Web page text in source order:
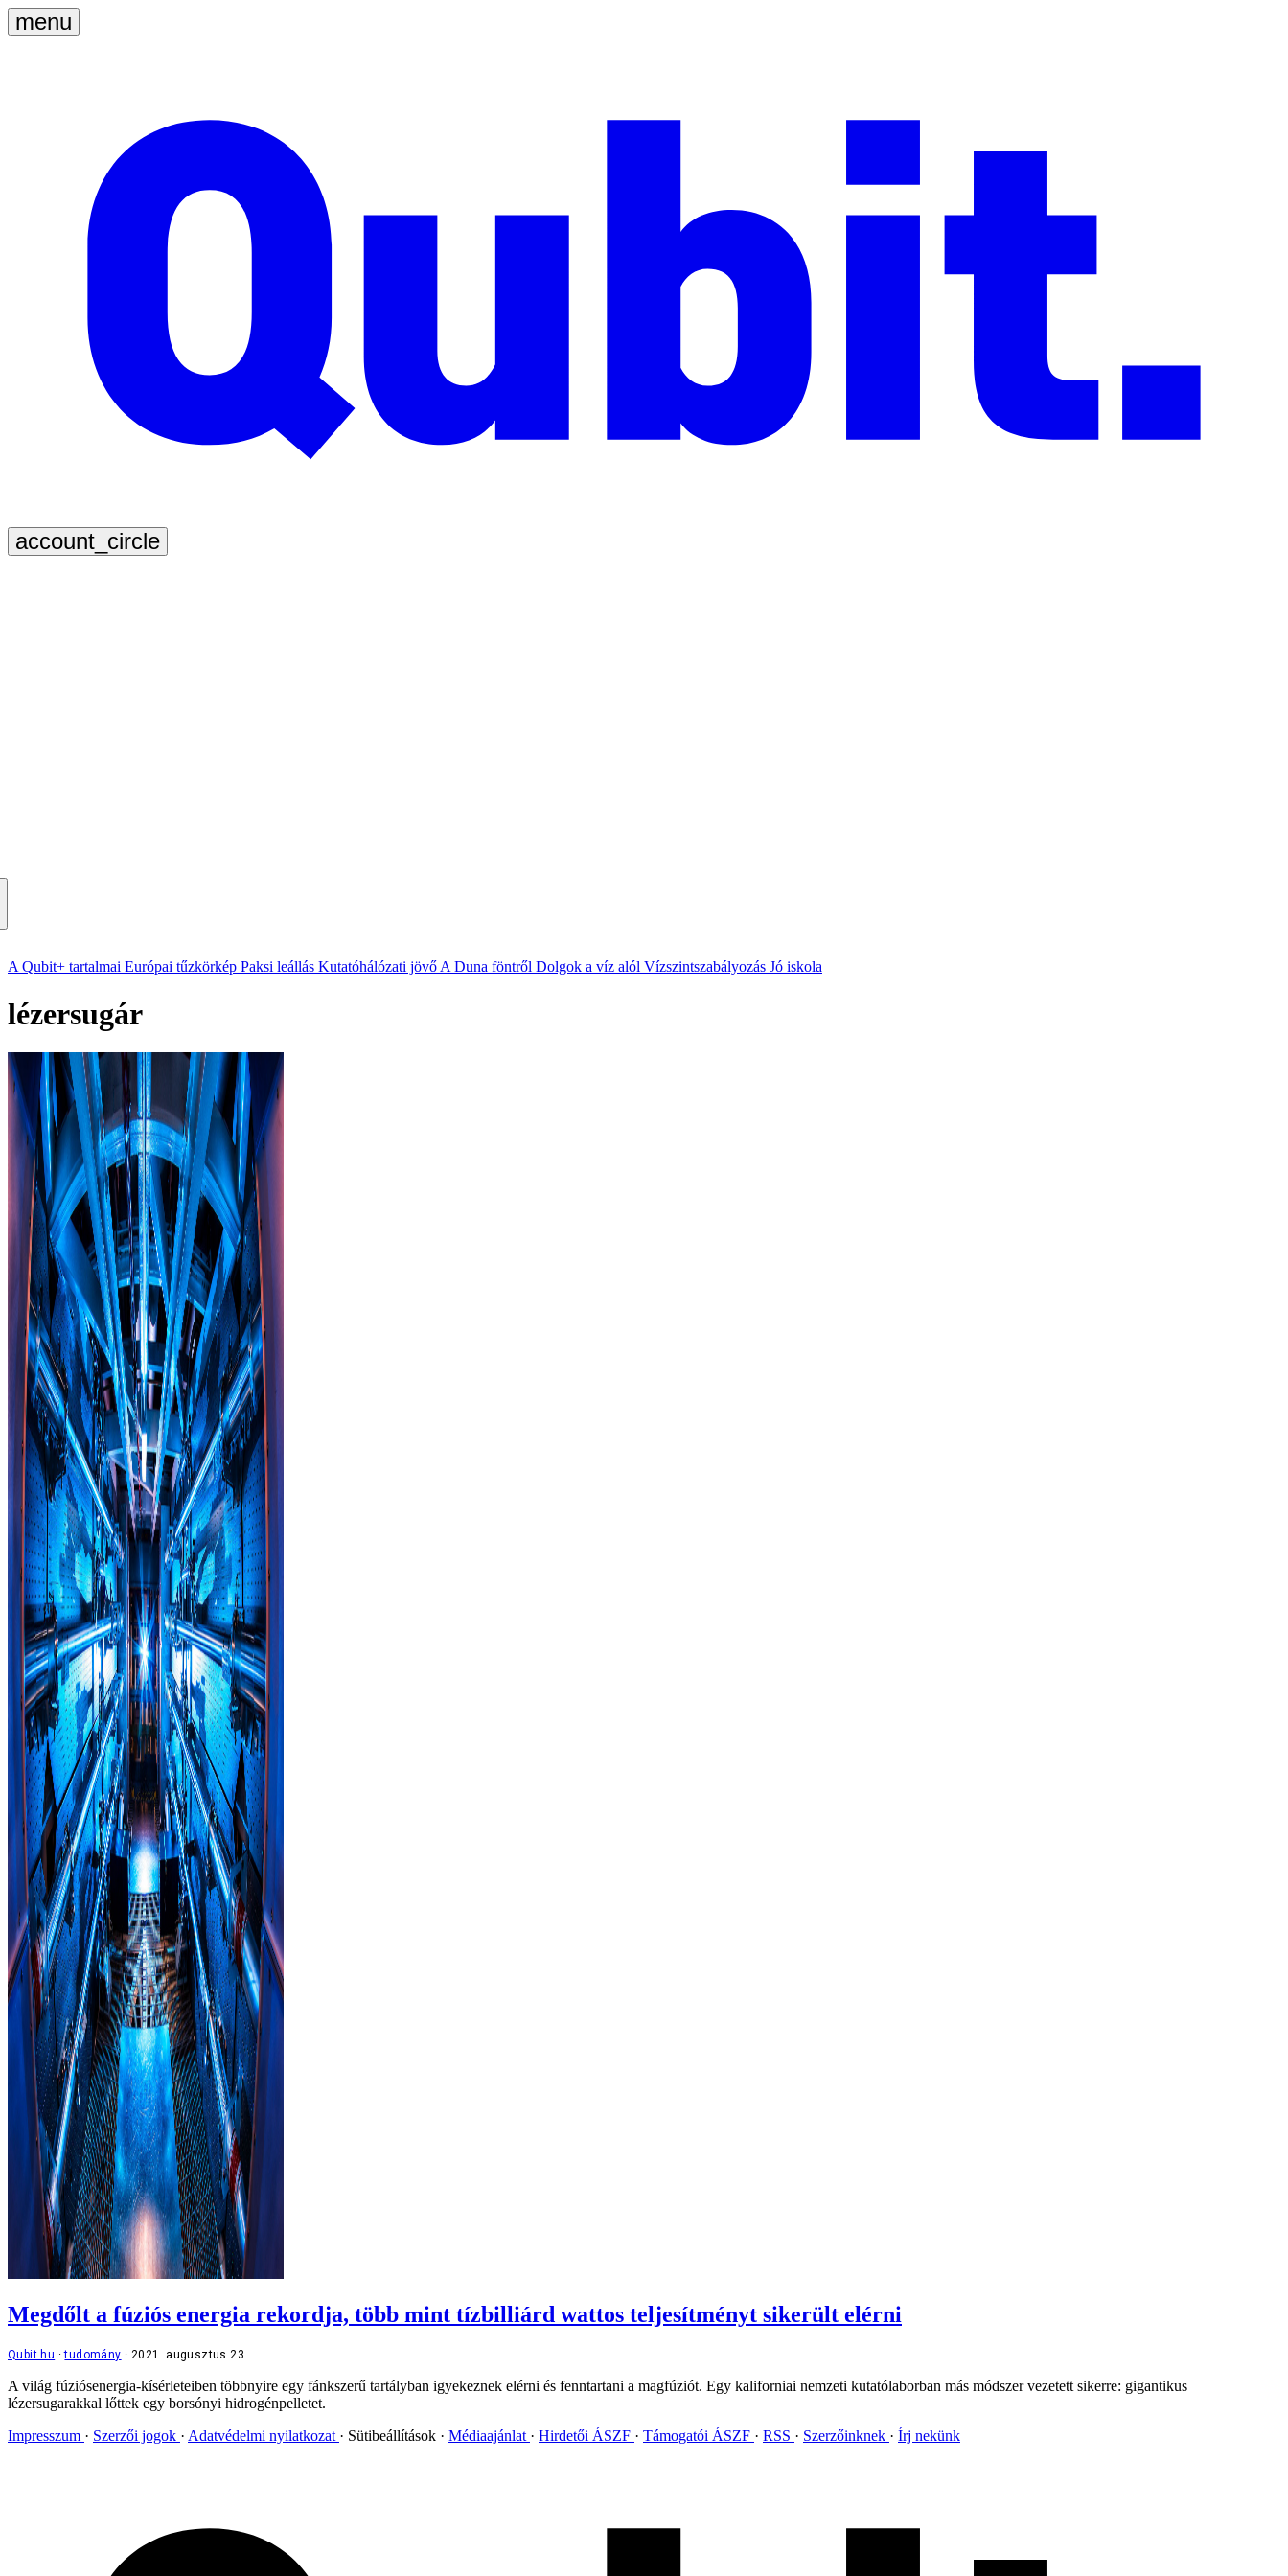
A Qubit+ tartalmai Európai tűzkörkép Paksi leállás Kutatóhálózati jövő A Duna föntről Dolgok a víz alól Vízszintszabályozás Jó iskola
lézersugár
Megdőlt a fúziós energia rekordja, több mint tízbilliárd wattos teljesítményt sikerült elérni
Qubit.hu tudomány 2021. augusztus 23.
A világ fúziósenergia-kísérleteiben többnyire egy fánkszerű tartályban igyekeznek elérni és fenntartani a magfúziót. Egy kaliforniai nemzeti kutatólaborban más módszer vezetett sikerre: gigantikus
lézersugarakkal lőttek egy borsónyi hidrogénpelletet.
Impresszum
Szerzői jogok Adatvédelmi nyilatkozat Sütibeállítások Médiaajánlat Hirdetői ÁSZF Támogatói ÁSZF RSS Szerzőinknek Írj nekünk